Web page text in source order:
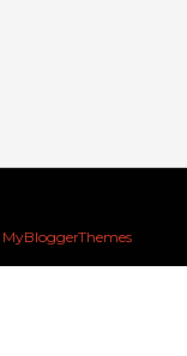
MyBloggerThemes